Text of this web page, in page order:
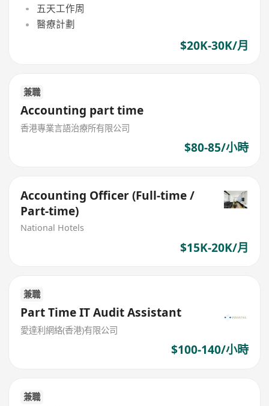
五天工作周
醫療計劃
$20K-30K/月
兼職
Accounting part time
香港專業言語治療所有限公司
$80-85/小時
Accounting Officer (Full-time /
Part-time)
National Hotels
$15K-20K/月
兼職
Part Time IT Audit Assistant
愛達利網絡(香港)有限公司
$100-140/小時
兼職